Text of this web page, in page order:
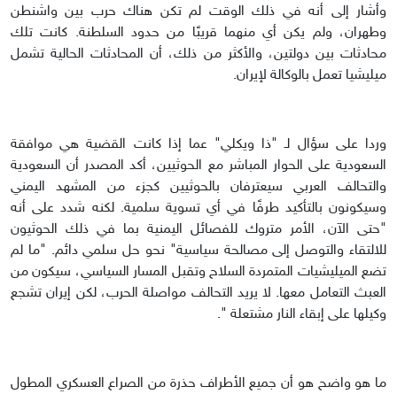
وأشار إلى أنه في ذلك الوقت لم تكن هناك حرب بين واشنطن
وطهران، ولم يكن أي منهما قريبًا من حدود السلطنة. كانت تلك
محادثات بين دولتين، والأكثر من ذلك، أن المحادثات الحالية تشمل
ميليشيا تعمل بالوكالة لإيران.
وردا على سؤال لـ "ذا ويكلي" عما إذا كانت القضية هي موافقة
السعودية على الحوار المباشر مع الحوثيين، أكد المصدر أن السعودية
والتحالف العربي سيعترفان بالحوثيين كجزء من المشهد اليمني
وسيكونون بالتأكيد طرفًا في أي تسوية سلمية. لكنه شدد على أنه
"حتى الآن، الأمر متروك للفصائل اليمنية بما في ذلك الحوثيون
للالتقاء والتوصل إلى مصالحة سياسية" نحو حل سلمي دائم. "ما لم
تضع الميليشيات المتمردة السلاح وتقبل المسار السياسي، سيكون من
العبث التعامل معها. لا يريد التحالف مواصلة الحرب، لكن إيران تشجع
وكيلها على إبقاء النار مشتعلة ".
ما هو واضح هو أن جميع الأطراف حذرة من الصراع العسكري المطول